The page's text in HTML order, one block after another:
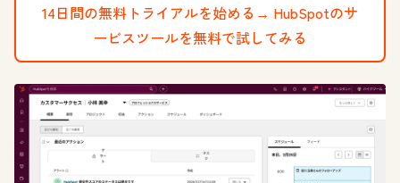
14日間の無料トライアルを始める→ HubSpotのサ
ービスツールを無料で試してみる